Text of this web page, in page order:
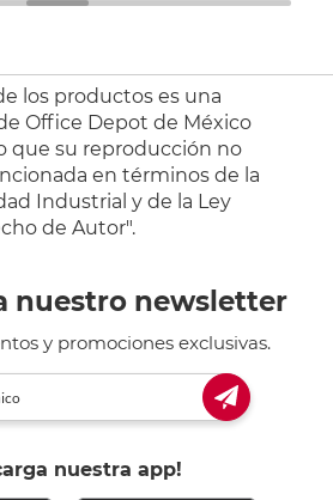
los productos es una
Office Depot de México
que su reproducción no
en términos de la
Industrial y de la Ley
de Autor".
nuestro newsletter
y promociones exclusivas.
nuestra app!